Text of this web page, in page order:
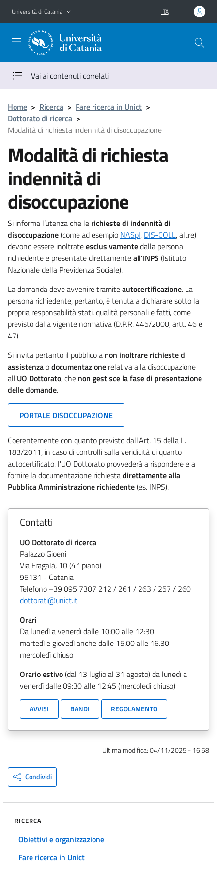
Vai al contenuto principale
Vai al menu di navigazione
Università di Catania ITA
Vai ai contenuti correlati
Home > Ricerca > Fare ricerca in Unict >
Dottorato di ricerca >
Modalità di richiesta indennità di disoccupazione
Modalità di richiesta
indennità di
disoccupazione
Si informa l’utenza che le richieste di indennità di
disoccupazione(come ad esempio NASpI, DIS-COLL, altre)
devono essere inoltrateesclusivamentedalla persona
richiedente e presentate direttamenteall'INPS (Istituto
Nazionale della Previdenza Sociale).
La domanda deve avvenire tramiteautocertificazione. La
persona richiedente, pertanto, è tenuta a dichiarare sotto la
propria responsabilità stati, qualità personali e fatti, come
previsto dalla vigente normativa (D.P.R. 445/2000, artt. 46 e
47).
Si invita pertanto il pubblico a non inoltrare richieste di
assistenzaodocumentazione relativa alla disoccupazione
all'UO Dottorato, che non gestisce la fase di presentazione
delle domande.
PORTALE DISOCCUPAZIONE
Coerentemente con quanto previsto dall'Art. 15 della L.
183/2011, in caso di controlli sulla veridicità di quanto
autocertificato, l'UO Dottorato provvederà a rispondere e a
fornire la documentazione richiestadirettamente alla
Pubblica Amministrazione richiedente(es. INPS).
Contatti
UO Dottorato di ricerca
Palazzo Gioeni
Via Fragalà, 10 (4° piano)
95131 - Catania
Telefono +39 095 7307 212 / 261 / 263 / 257 / 260
dottorati@unict.it
Orari
Da lunedì a venerdì dalle 10:00 alle 12:30
martedì e giovedì anche dalle 15.00 alle 16.30
mercoledì chiuso
Orario estivo(dal 13 luglio al 31 agosto) da lunedì a
venerdì dalle 09:30 alle 12:45 (mercoledì chiuso)
AVVISI BANDI REGOLAMENTO
Ultima modifica:04/11/2025 - 16:58
Condividi
RICERCA
Obiettivi e organizzazione
Fare ricerca in Unict